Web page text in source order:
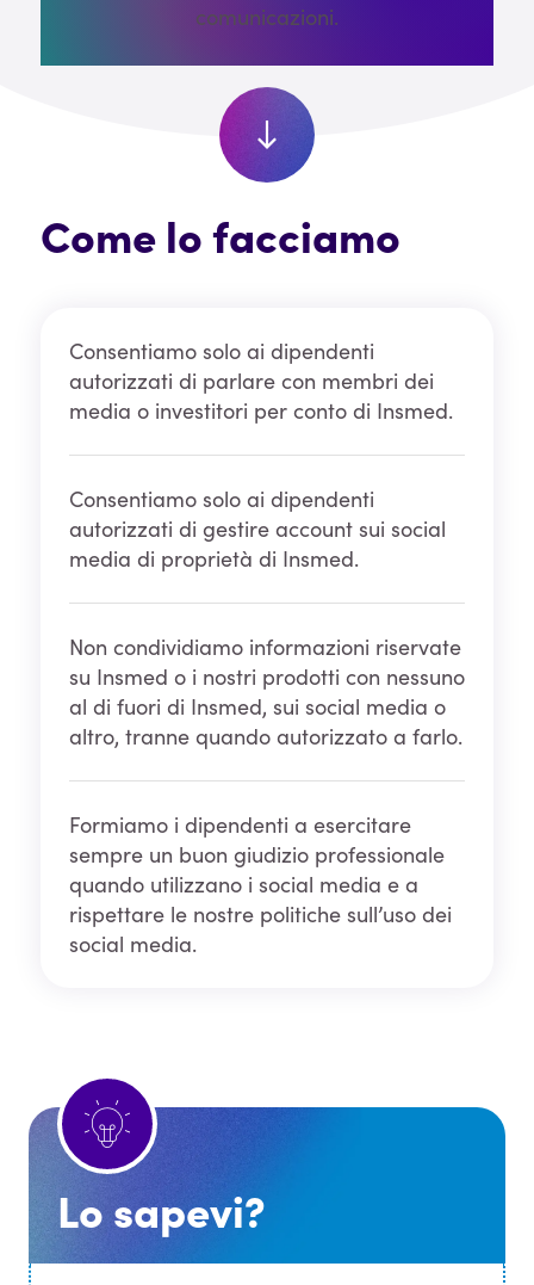
comunicazioni.
Come lo facciamo
Consentiamo solo ai dipendenti
autorizzati di parlare con membri dei
media o investitori per conto di Insmed.
Consentiamo solo ai dipendenti
autorizzati di gestire account sui social
media di proprietà di Insmed.
Non condividiamo informazioni riservate
su Insmed o i nostri prodotti con nessuno
al di fuori di Insmed, sui social media o
altro, tranne quando autorizzato a farlo.
Formiamo i dipendenti a esercitare
sempre un buon giudizio professionale
quando utilizzano i social media e a
rispettare le nostre politiche sull’uso dei
social media.
Lo sapevi?